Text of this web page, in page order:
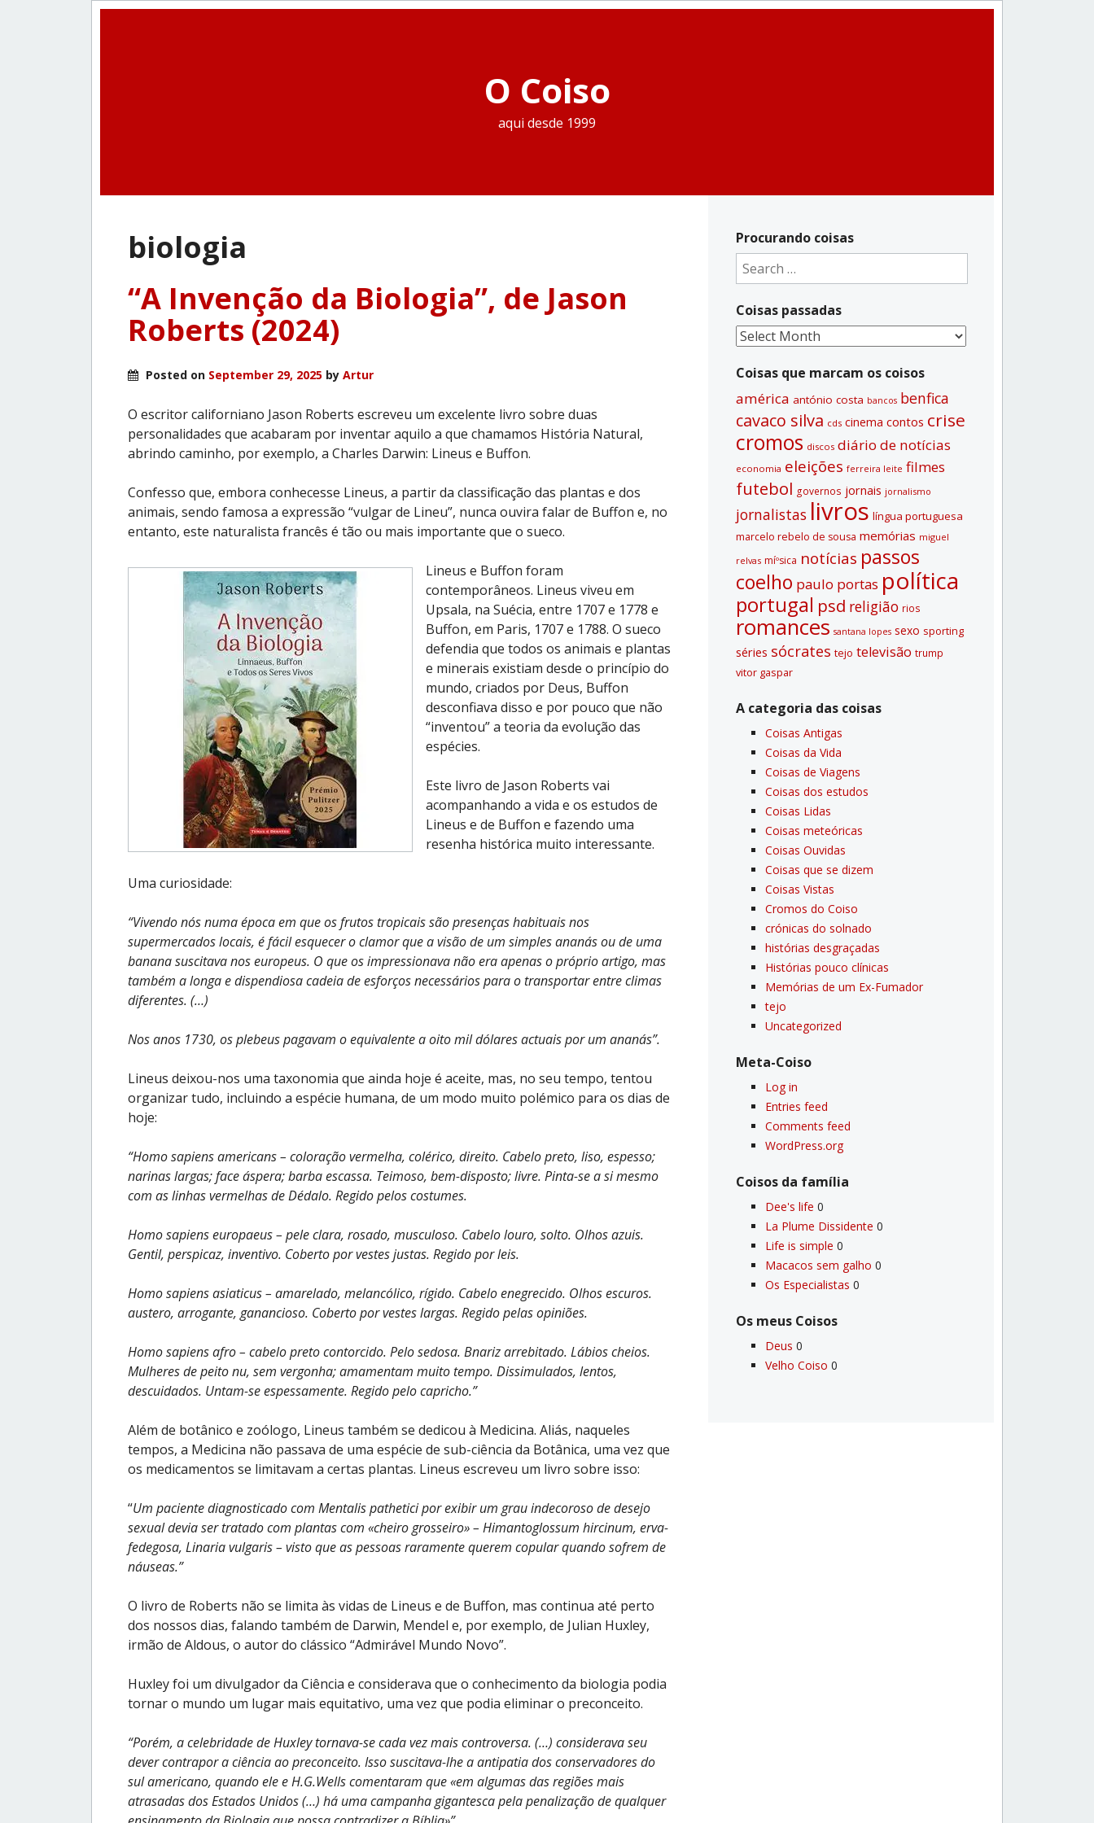
O Coiso
aqui desde 1999
biologia
“A Invenção da Biologia”, de Jason
Roberts (2024)
Posted on September 29, 2025 by Artur
O escritor californiano Jason Roberts escreveu um excelente livro sobre duas
personalidades que acabaram por inventar aquilo a que chamamos História Natural,
abrindo caminho, por exemplo, a Charles Darwin: Lineus e Buffon.
Confesso que, embora conhecesse Lineus, a partir da classificação das plantas e dos
animais, sendo famosa a expressão “vulgar de Lineu”, nunca ouvira falar de Buffon e, no
entanto, este naturalista francês é tão ou mais importante que o sueco.
Lineus e Buffon foram
contemporâneos. Lineus viveu em
Upsala, na Suécia, entre 1707 e 1778 e
Buffon, em Paris, 1707 e 1788. O sueco
defendia que todos os animais e plantas
e minerais existiam desde o princípio do
mundo, criados por Deus, Buffon
desconfiava disso e por pouco que não
“inventou” a teoria da evolução das
espécies.
Este livro de Jason Roberts vai
acompanhando a vida e os estudos de
Lineus e de Buffon e fazendo uma
resenha histórica muito interessante.
Uma curiosidade:
“Vivendo nós numa época em que os frutos tropicais são presenças habituais nos
supermercados locais, é fácil esquecer o clamor que a visão de um simples ananás ou de uma
banana suscitava nos europeus. O que os impressionava não era apenas o próprio artigo, mas
também a longa e dispendiosa cadeia de esforços necessários para o transportar entre climas
diferentes. (…)
Nos anos 1730, os plebeus pagavam o equivalente a oito mil dólares actuais por um ananás”.
Lineus deixou-nos uma taxonomia que ainda hoje é aceite, mas, no seu tempo, tentou
organizar tudo, incluindo a espécie humana, de um modo muito polémico para os dias de
hoje:
“Homo sapiens americans – coloração vermelha, colérico, direito. Cabelo preto, liso, espesso;
narinas largas; face áspera; barba escassa. Teimoso, bem-disposto; livre. Pinta-se a si mesmo
com as linhas vermelhas de Dédalo. Regido pelos costumes.
Homo sapiens europaeus – pele clara, rosado, musculoso. Cabelo louro, solto. Olhos azuis.
Gentil, perspicaz, inventivo. Coberto por vestes justas. Regido por leis.
Homo sapiens asiaticus – amarelado, melancólico, rígido. Cabelo enegrecido. Olhos escuros.
austero, arrogante, ganancioso. Coberto por vestes largas. Regido pelas opiniões.
Homo sapiens afro – cabelo preto contorcido. Pelo sedosa. Bnariz arrebitado. Lábios cheios.
Mulheres de peito nu, sem vergonha; amamentam muito tempo. Dissimulados, lentos,
descuidados. Untam-se espessamente. Regido pelo capricho.”
Além de botânico e zoólogo, Lineus também se dedicou à Medicina. Aliás, naqueles
tempos, a Medicina não passava de uma espécie de sub-ciência da Botânica, uma vez que
os medicamentos se limitavam a certas plantas. Lineus escreveu um livro sobre isso:
“Um paciente diagnosticado com Mentalis pathetici por exibir um grau indecoroso de desejo
sexual devia ser tratado com plantas com «cheiro grosseiro» – Himantoglossum hircinum, erva-
fedegosa, Linaria vulgaris – visto que as pessoas raramente querem copular quando sofrem de
náuseas.”
O livro de Roberts não se limita às vidas de Lineus e de Buffon, mas continua até perto
dos nossos dias, falando também de Darwin, Mendel e, por exemplo, de Julian Huxley,
irmão de Aldous, o autor do clássico “Admirável Mundo Novo”.
Huxley foi um divulgador da Ciência e considerava que o conhecimento da biologia podia
tornar o mundo um lugar mais equitativo, uma vez que podia eliminar o preconceito.
“Porém, a celebridade de Huxley tornava-se cada vez mais controversa. (…) considerava seu
dever contrapor a ciência ao preconceito. Isso suscitava-lhe a antipatia dos conservadores do
sul americano, quando ele e H.G.Wells comentaram que «em algumas das regiões mais
atrasadas dos Estados Unidos (…) há uma campanha gigantesca pela penalização de qualquer
Procurando coisas
Search
for:
Coisas passadas
Coisas
Coisas que marcam os coisos
américa antónio costa bancos benfica
cavaco silva cds cinema contos crise
cromos discos diário de notí­cias
economia eleições ferreira leite filmes
futebol governos jornais jornalismo
jornalistas livros lí­ngua portuguesa
marcelo rebelo de sousa memórias miguel
relvas míºsica notí­cias passos
coelho paulo portas polí­tica
portugal psd religião rios
romances santana lopes sexo sporting
séries sócrates tejo televisão trump
vitor gaspar
A categoria das coisas
Coisas Antigas
Coisas da Vida
Coisas de Viagens
Coisas dos estudos
Coisas Lidas
Coisas meteóricas
Coisas Ouvidas
Coisas que se dizem
Coisas Vistas
Cromos do Coiso
crónicas do solnado
histórias desgraçadas
Histórias pouco clí­nicas
Memórias de um Ex-Fumador
tejo
Uncategorized
Meta-Coiso
Log in
Entries feed
Comments feed
WordPress.org
Coisos da famí­lia
Dee's life 0
La Plume Dissidente 0
Life is simple 0
Macacos sem galho 0
Os Especialistas 0
Os meus Coisos
Deus 0
Velho Coiso 0